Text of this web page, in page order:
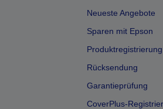
Neueste Angebote
Sparen mit Epson
Produktregistrierung
Rücksendung
Garantieprüfung
CoverPlus-